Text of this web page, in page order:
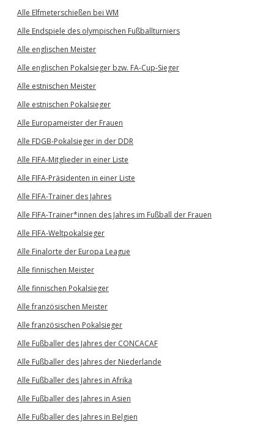
Alle Elfmeterschießen bei WM
Alle Endspiele des olympischen Fußballturniers
Alle englischen Meister
Alle englischen Pokalsieger bzw. FA-Cup-Sieger
Alle estnischen Meister
Alle estnischen Pokalsieger
Alle Europameister der Frauen
Alle FDGB-Pokalsieger in der DDR
Alle FIFA-Mitglieder in einer Liste
Alle FIFA-Präsidenten in einer Liste
Alle FIFA-Trainer des Jahres
Alle FIFA-Trainer*innen des Jahres im Fußball der Frauen
Alle FIFA-Weltpokalsieger
Alle Finalorte der Europa League
Alle finnischen Meister
Alle finnischen Pokalsieger
Alle französischen Meister
Alle französischen Pokalsieger
Alle Fußballer des Jahres der CONCACAF
Alle Fußballer des Jahres der Niederlande
Alle Fußballer des Jahres in Afrika
Alle Fußballer des Jahres in Asien
Alle Fußballer des Jahres in Belgien